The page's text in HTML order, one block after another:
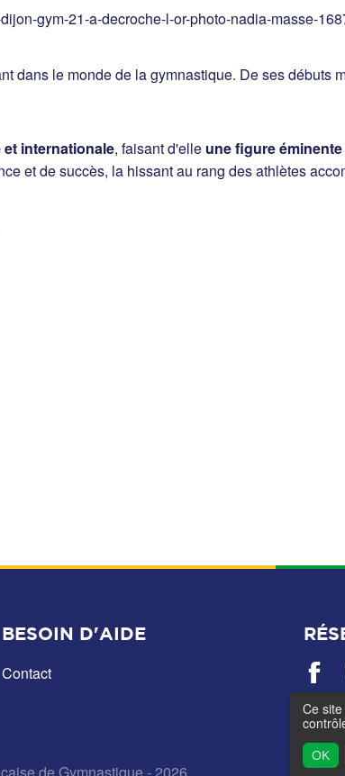
dans le monde de la gymnastique. De ses débuts
et internationale, faisant d'elle une figure
et de succès, la hissant au rang des athlètes
BESOIN D'AIDE
Contact
de Gymnastique - 2026
Ce
OK